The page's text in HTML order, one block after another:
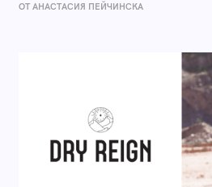
ОТ AНАСТАСИЯ ПЕЙЧИНСКА